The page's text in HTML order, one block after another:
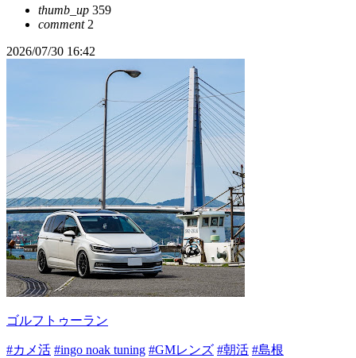
thumb_up 359
comment2
2026/07/30 16:42
ゴルフトゥーラン
#カメ活 #ingo noak tuning #GMレンズ #朝活 #島根